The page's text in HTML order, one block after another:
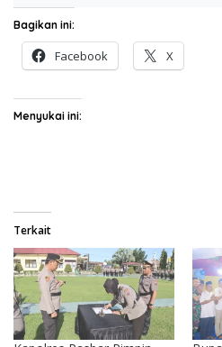
Bagikan ini:
Facebook X
Menyukai ini:
Terkait